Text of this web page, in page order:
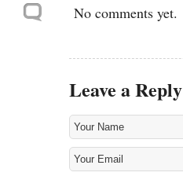
No comments yet.
Leave a Reply